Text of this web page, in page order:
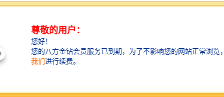
其他用地，不需要建房及采暖、保温。
触氧化，其处理效果优于完全混合式或二级串联完全混
合式生物接触氧化池。并比活性污泥池体积小，对水质
的适应性强，耐冲击负荷性能好，出水水质稳定，不会
大，微生物易挂膜，脱膜，在同样有机物负荷条件下，